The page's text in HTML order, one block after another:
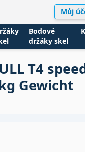
Můj
Bodové
držáky skel
T4
Gewicht